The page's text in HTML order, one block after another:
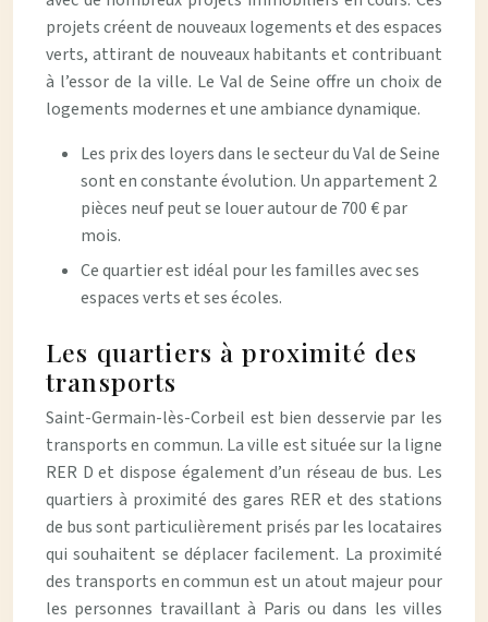
projets créent de nouveaux logements et des espaces
verts, attirant de nouveaux habitants et contribuant
à l’essor de la ville. Le Val de Seine offre un choix de
logements modernes et une ambiance dynamique.
Les prix des loyers dans le secteur du Val de Seine
sont en constante évolution. Un appartement 2
pièces neuf peut se louer autour de 700 € par
mois.
Ce quartier est idéal pour les familles avec ses
espaces verts et ses écoles.
Les quartiers à proximité des
transports
Saint-Germain-lès-Corbeil est bien desservie par les
transports en commun. La ville est située sur la ligne
RER D et dispose également d’un réseau de bus. Les
quartiers à proximité des gares RER et des stations
de bus sont particulièrement prisés par les locataires
qui souhaitent se déplacer facilement. La proximité
des transports en commun est un atout majeur pour
les personnes travaillant à Paris ou dans les villes